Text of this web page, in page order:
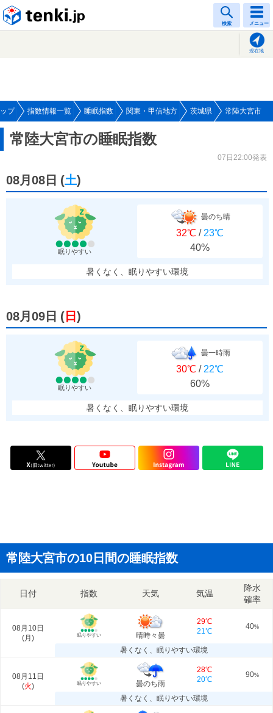
検索 メニュー
現在地
プ 指数情報一覧 睡眠指数 関東・甲信地方 茨城県 常陸大宮市
常陸大宮市の睡眠指数
07日22:00発表
08月08日 (土)
眠りやすい
曇のち晴
32℃ / 23℃
40%
暑くなく、眠りやすい環境
08月09日 ( 日 )
眠りやすい
曇一時雨
30℃ / 22℃
60%
暑くなく、眠りやすい環境
常陸大宮市の10日間の睡眠指数
日付 指数 天気 気温
降水
確率
08月10日
(月 ) 眠りやすい 晴時々曇
29℃
21℃
40%
暑くなく、眠りやすい環境
08月11日
(火) 眠りやすい 曇のち雨
28℃
20℃
90%
暑くなく、眠りやすい環境